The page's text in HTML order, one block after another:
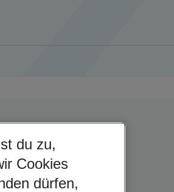
du zu,
Cookies
dürfen,